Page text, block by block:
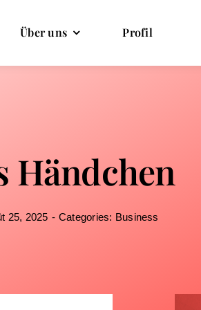
Über uns Profil
Händchen
25, 2025 - Categories: Business